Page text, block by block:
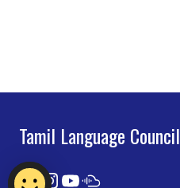
Tamil Language Council